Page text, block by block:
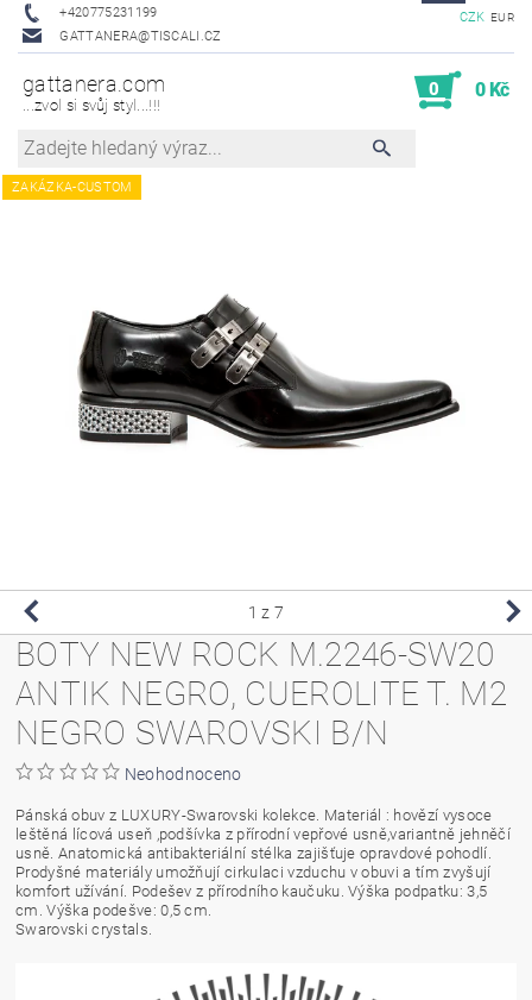
+420775231199
GATTANERA@TISCALI.CZ
CZK EUR
gattanera.com
...zvol si svůj styl...!!!
0 0 Kč
ZAKÁZKA-CUSTOM
1 z 7
BOTY NEW ROCK M.2246-SW20
ANTIK NEGRO, CUEROLITE T. M2
NEGRO SWAROVSKI B/N
Neohodnoceno
Pánská obuv z LUXURY-Swarovski kolekce. Materiál : hovězí vysoce
leštěná lícová useň ,podšívka z přírodní vepřové usně,variantně jehněčí
usně. Anatomická antibakteriální stélka zajišťuje opravdové pohodlí.
Prodyšné materiály umožňují cirkulaci vzduchu v obuvi a tím zvyšují
komfort užívání. Podešev z přírodního kaučuku. Výška podpatku: 3,5
cm. Výška podešve: 0,5 cm.
Swarovski crystals.